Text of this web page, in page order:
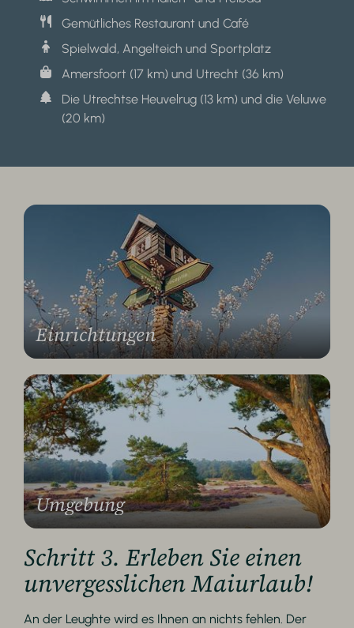
Gemütliches Restaurant und Café
Spielwald, Angelteich und Sportplatz
Amersfoort (17 km) und Utrecht (36 km)
Die Utrechtse Heuvelrug (13 km) und die Veluwe
(20 km)
Einrichtungen
Umgebung
Schritt 3. Erleben Sie einen
unvergesslichen Maiurlaub!
An der Leughte wird es Ihnen an nichts fehlen. Der